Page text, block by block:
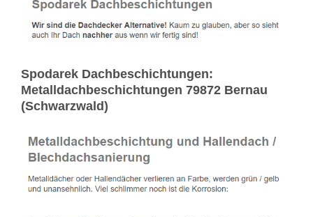
Spodarek Dachbeschichtungen:
Metalldachbeschichtungen 79872 Bernau
(Schwarzwald)